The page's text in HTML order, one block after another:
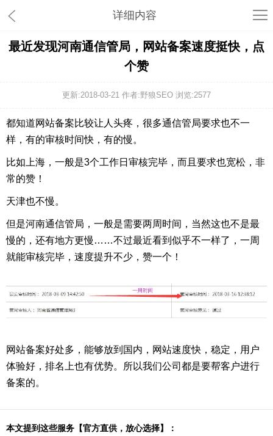
详细内容
最近发现河南通信管局，网站备案速度挺快，点
个赞
更新:2018-03-21 作者:野狼SEO 浏览:2577
都知道网站备案比较让人头疼，很多通信管局要求也不一
样，有的审核时间快，有的慢。
比如上海，一般是3个工作日审核完毕，而且要求也宽松，非
常的赞！
天津也不慢。
但是河南通信管局，一般是需要两周时间，当然这也不是最
慢的，还有地方更慢……不过最近看到似乎不一样了，一周
就能审核完毕，速度提升不少，赞一个！
网站备案好处多，能够放到国内，网站速度快，稳定，用户
体验好，排名上也有优势。所以我们公司都是要帮客户进行
备案的。
本文提到这些服务【官方直供，放心选择】：